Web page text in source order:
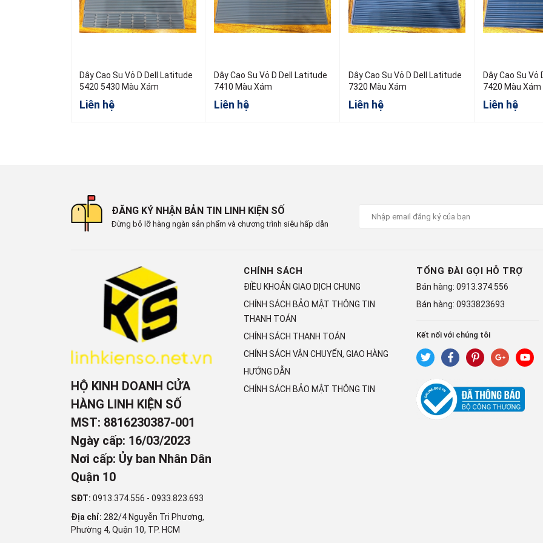
Dây Cao Su Vỏ D Dell Latitude
5420 5430 Màu Xám
Liên hệ
Dây Cao Su Vỏ D Dell Latitude
7410 Màu Xám
Liên hệ
Dây Cao Su Vỏ D Dell Latitude
7320 Màu Xám
Liên hệ
Dây Cao Su Vỏ
7420 Màu Xám
Liên hệ
ĐĂNG KÝ NHẬN BẢN TIN LINH KIỆN SỐ
Đừng bỏ lỡ hàng ngàn sản phẩm và chương trình siêu hấp dẫn
HỘ KINH DOANH CỬA
HÀNG LINH KIỆN SỐ
MST: 8816230387-001
Ngày cấp: 16/03/2023
Nơi cấp: Ủy ban Nhân Dân
Quận 10
SĐT: 0913.374.556 - 0933.823.693
Địa chỉ: 282/4 Nguyễn Tri Phương,
Phường 4, Quận 10, TP. HCM
CHÍNH SÁCH
ĐIỀU KHOẢN GIAO DỊCH CHUNG
CHÍNH SÁCH BẢO MẬT THÔNG TIN
THANH TOÁN
CHÍNH SÁCH THANH TOÁN
CHÍNH SÁCH VẬN CHUYỂN, GIAO HÀNG
HƯỚNG DẪN
CHÍNH SÁCH BẢO MẬT THÔNG TIN
TỔNG ĐÀI GỌI HỖ TRỢ
Bán hàng: 0913.374.556
Bán hàng: 0933823693
Kết nối với chúng tôi